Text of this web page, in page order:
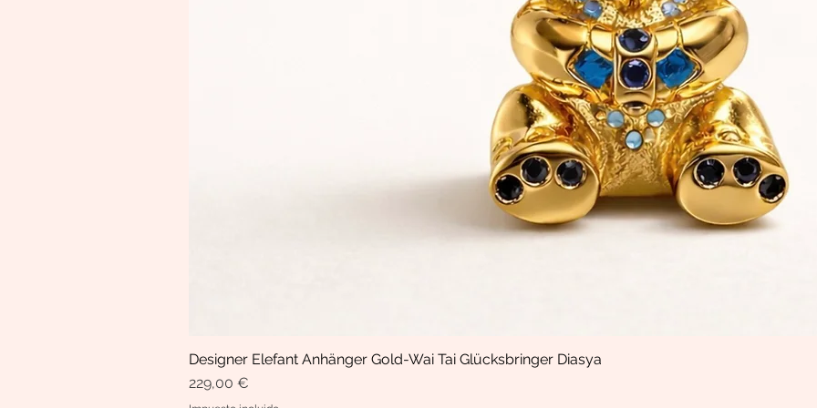
Vista rápida
Designer Elefant Anhänger Gold-Wai Tai Glücksbringer Diasya
Precio
229,00 €